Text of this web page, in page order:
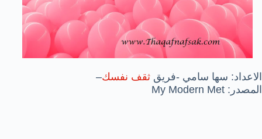
الاعداد: سها سامي -فريق ثقف نفسك–
المصدر: My Modern Met